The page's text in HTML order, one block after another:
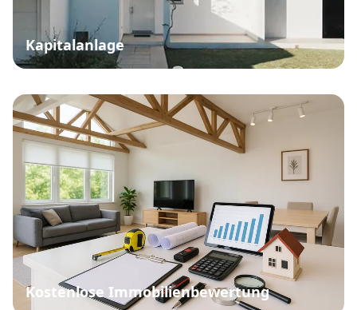
Kapitalanlage
Kostenlose Immobilienbewertung